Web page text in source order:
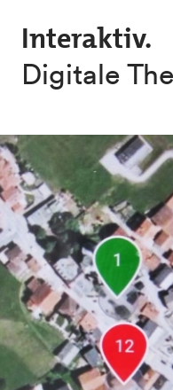
Interaktiv.
Digitale